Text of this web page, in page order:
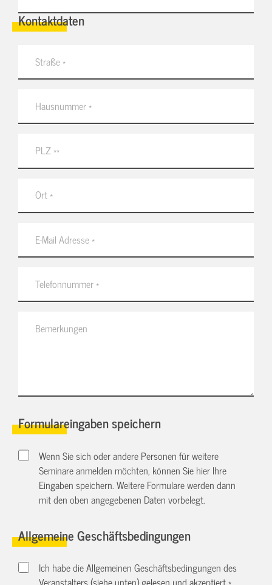
Kontaktdaten
Formulareingaben speichern
Wenn Sie sich oder andere Personen für weitere
Seminare anmelden möchten, können Sie hier Ihre
Eingaben speichern. Weitere Formulare werden dann
mit den oben angegebenen Daten vorbelegt.
Allgemeine Geschäftsbedingungen
Ich habe die Allgemeinen Geschäftsbedingungen des